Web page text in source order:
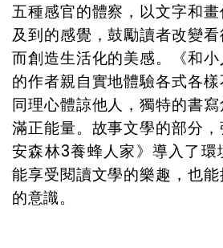
五種感官的體察，以文字和
及到的感覺，鼓勵讀者改變
而創造生活化的美感。《和小
的作者親自實地體驗各式各
同理心體諒他人，獨特的書
滿正能量。故事文學的部分
安森林3養蜂人家》導入了
能享受閱讀文學的樂趣，也
的意識。